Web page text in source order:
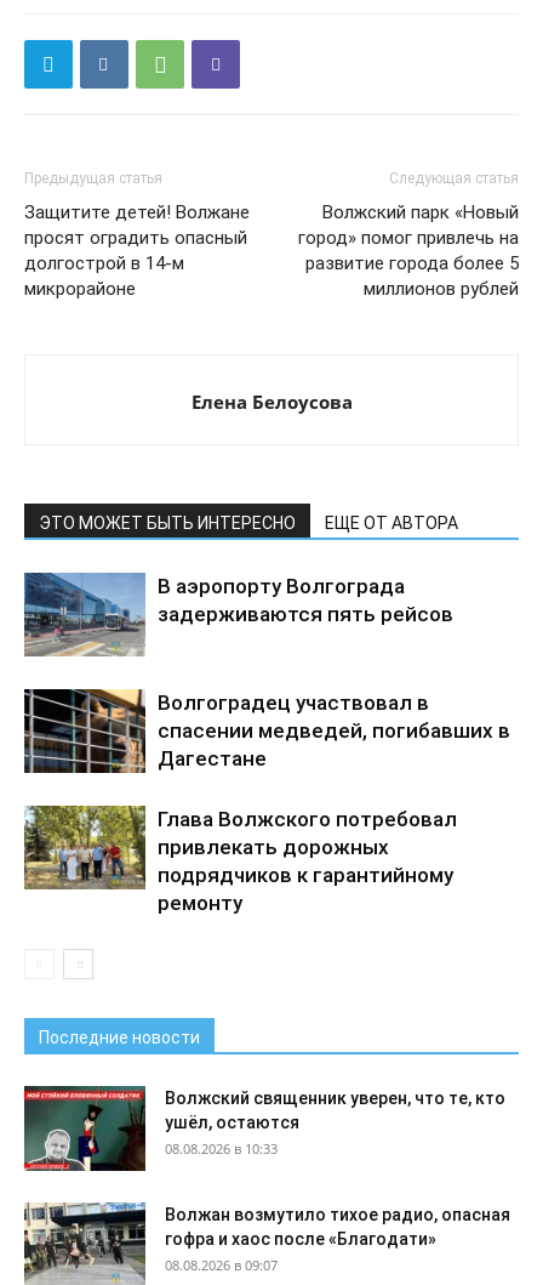
Предыдущая статья
Защитите детей! Волжане
просят оградить опасный
долгострой в 14-м
микрорайоне
Следующая статья
Волжский парк «Новый
город» помог привлечь на
развитие города более 5
миллионов рублей
Елена Белоусова
ЭТО МОЖЕТ БЫТЬ ИНТЕРЕСНО ЕЩЕ ОТ АВТОРА
В аэропорту Волгограда
задерживаются пять рейсов
Волгоградец участвовал в
спасении медведей, погибавших в
Дагестане
Глава Волжского потребовал
привлекать дорожных
подрядчиков к гарантийному
ремонту
Последние новости
Волжский священник уверен, что те, кто
ушёл, остаются
08.08.2026 в 10:33
Волжан возмутило тихое радио, опасная
гофра и хаос после «Благодати»
08.08.2026 в 09:07